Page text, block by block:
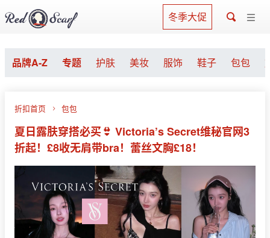
冬季大促
品牌A-Z 专题 护肤 美妆 服饰 鞋子 包包
折扣首页 包包
夏日露肤穿搭必买👙 Victoria’s Secret维秘官网3
折起！£8收无肩带bra！蕾丝文胸£18！